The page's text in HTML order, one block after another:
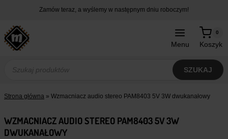
treści
Zamów teraz, a wyślemy w następnym dniu roboczym!
Menu Koszyk
0
produktów
SZUKAJ
Strona główna » Wzmacniacz audio stereo PAM8403 5V 3W dwukanałowy
WZMACNIACZ AUDIO STEREO PAM8403 5V 3W
DWUKANAŁOWY